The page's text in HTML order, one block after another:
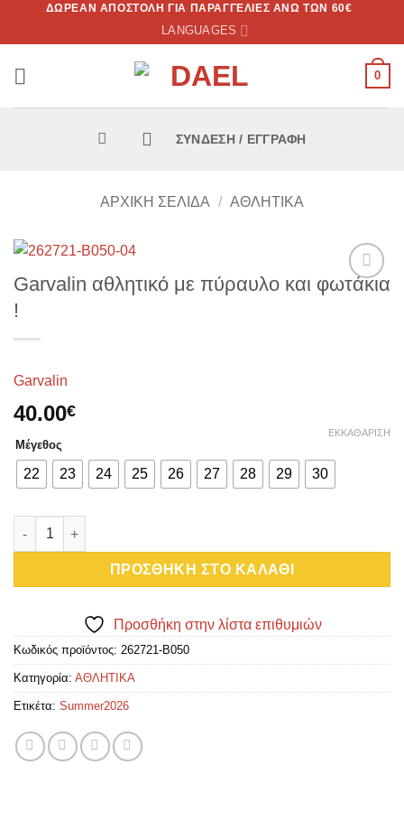
ΔΩΡΕΑΝ ΑΠΟΣΤΟΛΗ ΓΙΑ ΠΑΡΑΓΓΕΛΙΕΣ ΑΝΩ ΤΩΝ 60€
LANGUAGES
0
ΣΎΝΔΕΣΗ / ΕΓΓΡΑΦΉ
ΑΡΧΙΚΉ ΣΕΛΊΔΑ / ΑΘΛΗΤΙΚΑ
Προσθήκη
Garvalin αθλητικό με πύραυλο και φωτάκια
!
Garvalin
40.00€
Μέγεθος
22 23 24 25 26 27 28 29 30
ΕΚΚΑΘΆΡΙΣΗ
Garvalin αθλητικό με πύραυλο και φωτάκια ! ποσότητα
ΠΡΟΣΘΉΚΗ ΣΤΟ ΚΑΛΆΘΙ
Προσθήκη στην λίστα επιθυμιών
Κωδικός προϊόντος: 262721-B050
Κατηγορία: ΑΘΛΗΤΙΚΑ
Ετικέτα: Summer2026